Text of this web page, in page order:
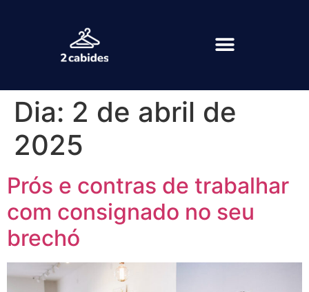
Dia: 2 de abril de
2025
Prós e contras de trabalhar
com consignado no seu
brechó